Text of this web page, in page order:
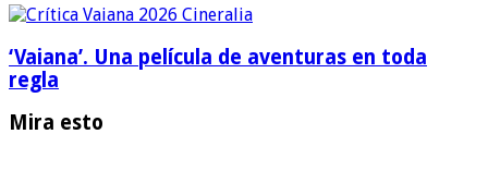
‘Vaiana’. Una película de aventuras en toda
regla
Mira esto